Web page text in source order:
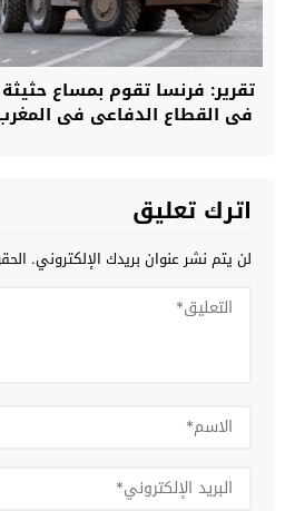
تقرير: فرنسا تقوم بمساع
في القطاع الدفاعي في
اترك تعليق
لن يتم نشر عنوان بريدك الإلكتروني.